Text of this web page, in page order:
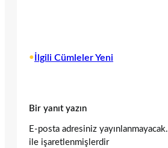
• İlgili Cümleler Yeni
Bir yanıt yazın
E-posta adresiniz yayınlanmayacak.
ile işaretlenmişlerdir